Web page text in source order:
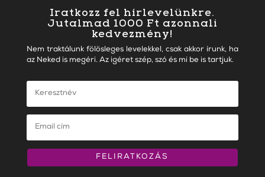
Iratkozz fel hírlevelünkre.
Jutalmad 1000 Ft azonnali
kedvezmény!
Nem traktálunk fölösleges levelekkel, csak akkor írunk, ha
az Neked is megéri. Az igéret szép, szó és mi be is tartjuk.
FELIRATKOZÁS